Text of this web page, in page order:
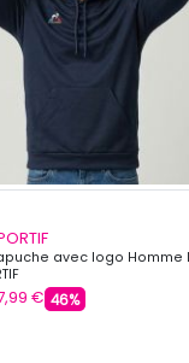
avec logo Homme
€ 46%